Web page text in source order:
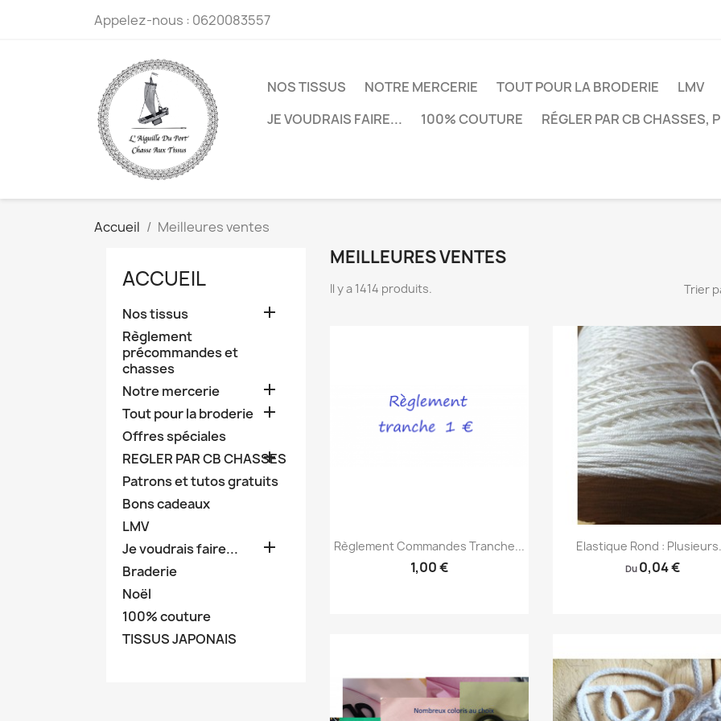
Appelez-nous : 0620083557
NOS TISSUS NOTRE MERCERIE TOUT POUR LA BRODERIE
LMV
JE VOUDRAIS FAIRE...
100% COUTURE RÉGLER PAR CB CHASSES,
Accueil Meilleures ventes
ACCUEIL
Nos tissus 
Règlement
précommandes et
chasses
Notre mercerie

Tout pour la broderie 
Offres spéciales
REGLER PAR CB CHASSES

Patrons et tutos gratuits
Bons cadeaux
LMV
Je voudrais faire...

Braderie
Noël
100% couture
TISSUS JAPONAIS
MEILLEURES VENTES
Il y a 1414 produits. Trier
Aperçu rapide
Règlement Commandes Tranche...
1,00 €
Aperçu rapide
Elastique Rond :
Du 0,04 €